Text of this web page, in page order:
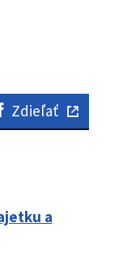
Zdieľať
a